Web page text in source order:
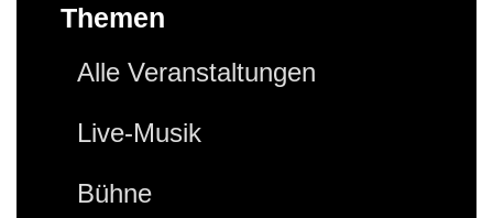
Themen
Alle Veranstaltungen
Live-Musik
Bühne